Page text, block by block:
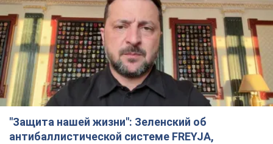
"Защита нашей жизни": Зеленский об
антибаллистической системе FREYJA,